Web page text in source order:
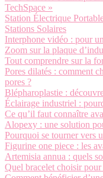
TechSpace »
Station Électrique
Stations Solaires
Interphone vidéo : pour
Zoom sur la plaque
Tout comprendre sur la
Pores dilatés : comment
pores ?
Blépharoplastie :
Éclairage industriel :
Ce qu’il faut connaître
Alopexy : une solution
Pourquoi se tourner vers
Figurine one piece : les
Artemisia annua : quels
Quel bracelet choisir